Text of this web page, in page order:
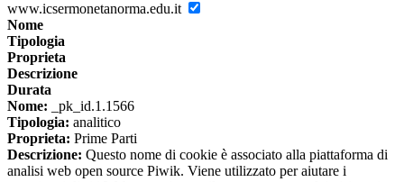
www.icsermonetanorma.edu.it
Nome
Tipologia
Proprieta
Descrizione
Durata
Nome: _pk_id.1.1566
Tipologia: analitico
Proprieta: Prime Parti
Descrizione: Questo nome di cookie è associato alla piattaforma di
analisi web open source Piwik. Viene utilizzato per aiutare i